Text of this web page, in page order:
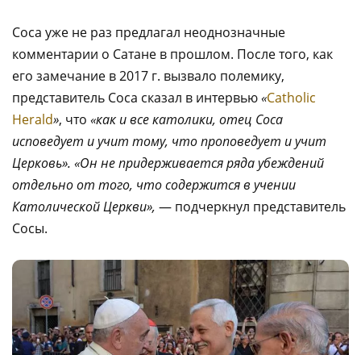
Соса уже не раз предлагал неоднозначные
комментарии о Сатане в прошлом. После того, как
его замечание в 2017 г. вызвало полемику,
представитель Соса сказал в интервью«Catholic
Herald», что «как и все католики, отец Соса
исповедует и учит тому, что проповедует и учит
Церковь». «Он не придерживается ряда убеждений
отдельно от того, что содержится в учении
Католической Церкви», — подчеркнул представитель
Сосы.